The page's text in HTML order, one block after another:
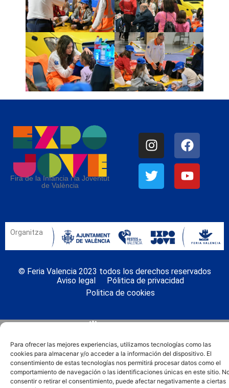
Para ofrecer las mejores experiencias, utilizamos tecnologías como las
cookies para almacenar y/o acceder a la información del dispositivo. El
consentimiento de estas tecnologías nos permitirá procesar datos como el
comportamiento de navegación o las identificaciones únicas en este sitio.
consentir o retirar el consentimiento, puede afectar negativamente a ciertas
Fira de la Infància i la Joventut
de València
Organitza
© Feria Valencia 2023 todos los derechos reservados
Aviso legal
Pólitica de privacidad
Politica de cookies